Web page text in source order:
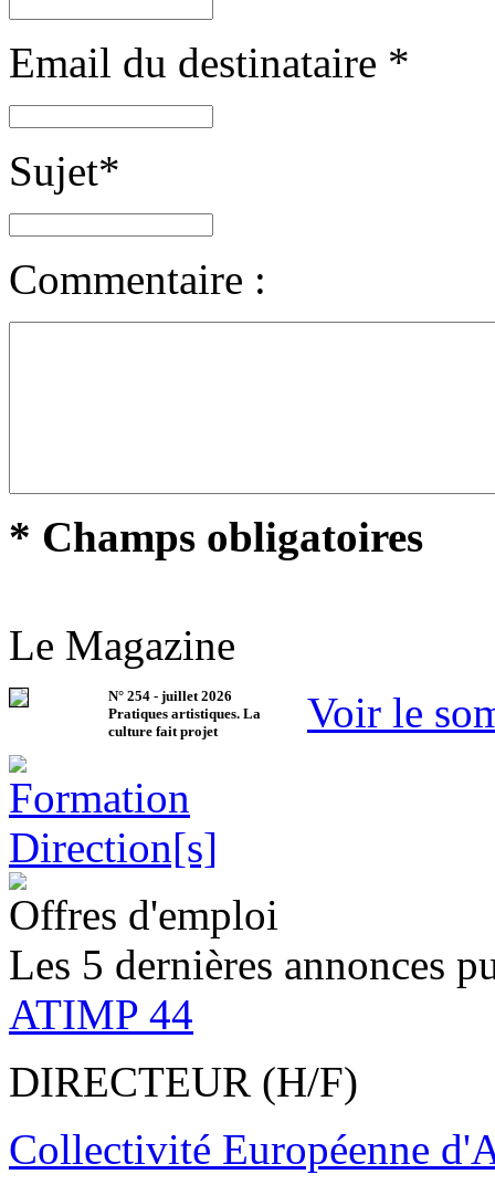
Email du destinataire *
Sujet*
Commentaire :
* Champs obligatoires
Le Magazine
N° 254 - juillet 2026
Pratiques artistiques. La
culture fait projet
Voir le
Offres d'emploi
Les 5 dernières annonces
ATIMP 44
DIRECTEUR (H/F)
Collectivité Européenne